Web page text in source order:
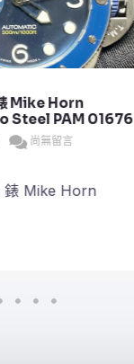
Mike Horn
Steel PAM 01676
尚無留言
錶 Mike Horn